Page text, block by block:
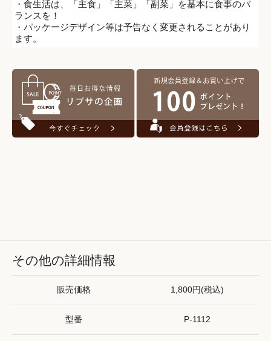
・食生活は、「主食」「主菜」「副菜」を基本に食事のバ
ランスを！
・パッケージデザイン等は予告なく変更されることがあり
ます。
その他の詳細情報
販売価格 1,800円(税込)
型番 P-1112